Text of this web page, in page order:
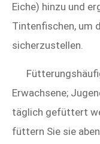
Eiche) hinzu und
Tintenfischen, um
sicherzustellen.
Erwachsene;
täglich gefüttert
füttern Sie sie